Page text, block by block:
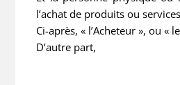
l’achat de produits ou
Ci-après, « l’Acheteur », ou «
D’autre part,